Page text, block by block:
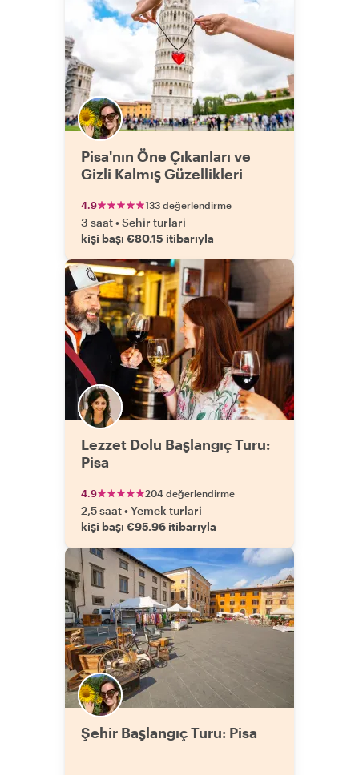
Pisa'nın Öne Çıkanları ve
Gizli Kalmış Güzellikleri
4.9 133 değerlendirme
3 saat•Sehir turlari
kişi başı €80.15 itibarıyla
Lezzet Dolu Başlangıç Turu:
Pisa
4.9 204 değerlendirme
2,5 saat•Yemek turlari
kişi başı €95.96 itibarıyla
Şehir Başlangıç Turu: Pisa